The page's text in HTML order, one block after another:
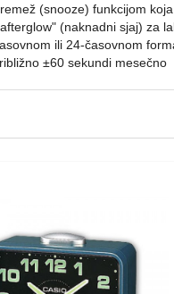
(snooze) funkcijom
(naknadni sjaj) za
ili 24-časovnom
±60 sekundi mesečno